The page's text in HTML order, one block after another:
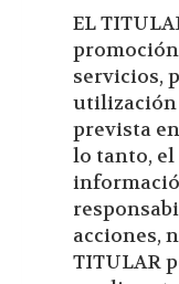
EL
servicios,
utilización
prevista
lo tanto, el
acciones,
TITULAR